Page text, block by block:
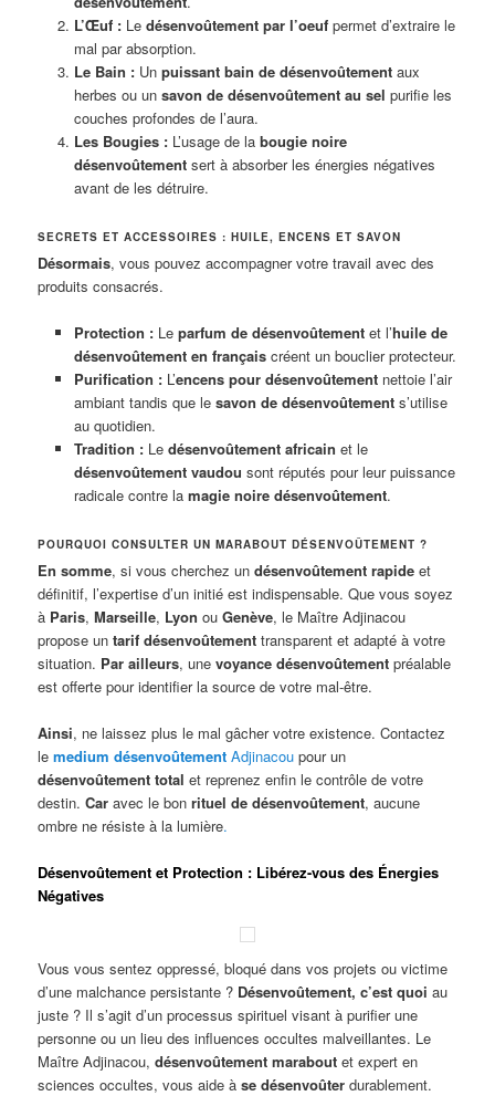
L’Œuf :Le désenvoûtement par l’oeufpermet d’extraire le
mal par absorption.
Le Bain :Un puissant bain de désenvoûtementaux
herbes ou un savon de désenvoûtement au sel purifie les
couches profondes de l’aura.
Les Bougies :L’usage de la bougie noire
désenvoûtementsert à absorber les énergies négatives
avant de les détruire.
SECRETS ET ACCESSOIRES : HUILE, ENCENS ET SAVON
Désormais, vous pouvez accompagner votre travail avec des
produits consacrés.
Protection :Le parfum de désenvoûtementet l’huile de
désenvoûtement en françaiscréent un bouclier protecteur.
Purification :L’encens pour désenvoûtementnettoie l’air
ambiant tandis que le savon de désenvoûtements’utilise
au quotidien.
Tradition :Le désenvoûtement africain et le
désenvoûtement vaudou sont réputés pour leur puissance
radicale contre la magie noire désenvoûtement.
POURQUOI CONSULTER UN MARABOUT DÉSENVOÛTEMENT ?
En somme, si vous cherchez undésenvoûtement rapide et
définitif, l’expertise d’un initié est indispensable. Que vous soyez
à Paris,Marseille, Lyon ouGenève, le Maître Adjinacou
propose untarif désenvoûtement transparent et adapté à votre
situation. Par ailleurs, unevoyance désenvoûtement préalable
est offerte pour identifier la source de votre mal-être.
Ainsi, ne laissez plus le mal gâcher votre existence. Contactez
lemedium désenvoûtement Adjinacou pour un
désenvoûtement total et reprenez enfin le contrôle de votre
destin.Car avec le bonrituel de désenvoûtement, aucune
ombre ne résiste à la lumière.
Désenvoûtement et Protection : Libérez-vous des Énergies
Négatives
Vous vous sentez oppressé, bloqué dans vos projets ou victime
d’une malchance persistante ? Désenvoûtement, c’est quoi au
juste ? Il s’agit d’un processus spirituel visant à purifier une
personne ou un lieu des influences occultes malveillantes. Le
Maître Adjinacou,désenvoûtement marabout et expert en
sciences occultes, vous aide àse désenvoûter durablement.